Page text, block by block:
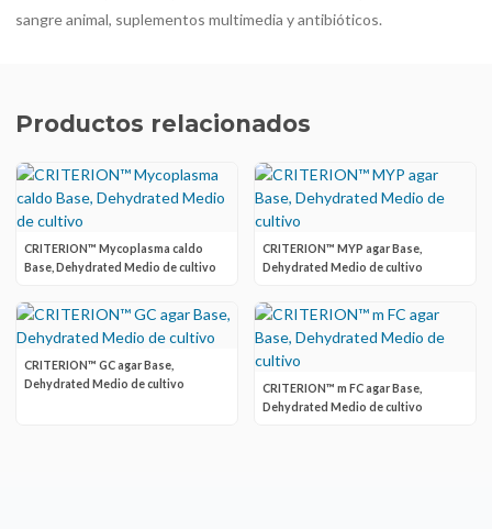
sangre animal, suplementos multimedia y antibióticos.
Productos relacionados
CRITERION™ Mycoplasma caldo
Base, Dehydrated Medio de cultivo
CRITERION™ MYP agar Base,
Dehydrated Medio de cultivo
CRITERION™ GC agar Base,
Dehydrated Medio de cultivo
CRITERION™ m FC agar Base,
Dehydrated Medio de cultivo